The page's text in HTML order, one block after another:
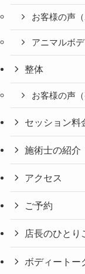
お客様の声
アニマルボ
整体
お客様の声（
セッション料
施術士の紹介
アクセス
ご予約
店長のひとり
ボディートー